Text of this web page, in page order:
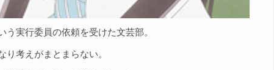
実行委員の依頼を受けた文芸部。
考えがまとまらない。